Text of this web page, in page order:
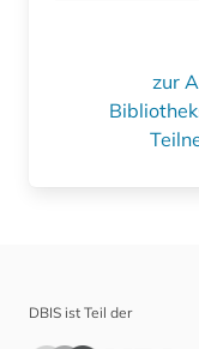
zur
DBIS ist Teil der